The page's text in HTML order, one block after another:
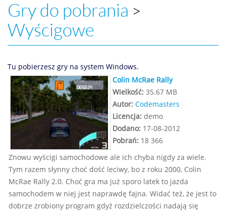
Gry do pobrania >
Wyścigowe
Tu pobierzesz gry na system Windows.
Colin McRae Rally
Wielkość: 35.67 MB
Autor: Codemasters
Licencja: demo
Dodano: 17-08-2012
Pobrań: 18 366
Znowu wyścigi samochodowe ale ich chyba nigdy za wiele.
Tym razem słynny choć dość leciwy, bo z roku 2000, Colin
McRae Rally 2.0. Choć gra ma już sporo latek to jazda
samochodem w niej jest naprawdę fajna. Widać też, że jest to
dobrze zrobiony program gdyż rozdzielczości nadają się